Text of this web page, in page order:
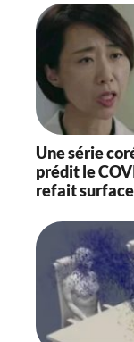
Une série
prédit le
refait surface